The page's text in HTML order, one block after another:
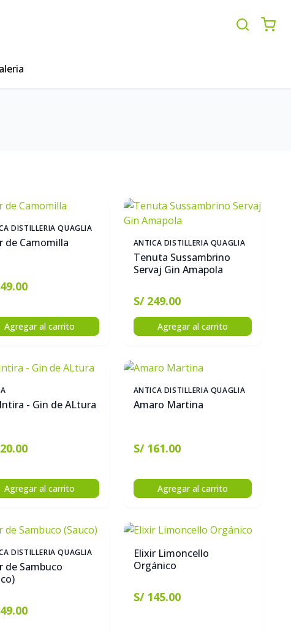
DISTILLERIA QUAGLIA
de Camomilla
Agregar al carrito
ANTICA DISTILLERIA QUAGLIA
Tenuta Sussambrino
Servaj Gin Amapola
S/ 249.00
Agregar al carrito
- Gin de ALtura
Agregar al carrito
ANTICA DISTILLERIA QUAGLIA
Amaro Martina
S/ 161.00
Agregar al carrito
DISTILLERIA QUAGLIA
de Sambuco
Elixir Limoncello
Orgánico
S/ 145.00